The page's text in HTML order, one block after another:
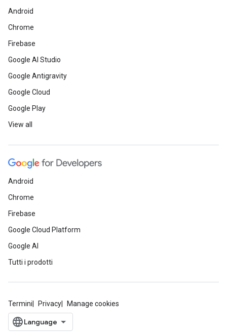
Android
Chrome
Firebase
Google AI Studio
Google Antigravity
Google Cloud
Google Play
View all
Android
Chrome
Firebase
Google Cloud Platform
Google AI
Tutti i prodotti
Termini Privacy Manage cookies